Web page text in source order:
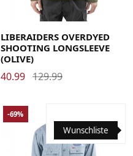
Medium X-Large
LIBERAIDERS OVERDYED
SHOOTING LONGSLEEVE
(OLIVE)
40.99 129.99
Wunschliste
-69%